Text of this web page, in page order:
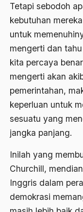
Tetapi sebodoh
kebutuhan
untuk
mengerti dan
kita percaya
mengerti akan
pemerintahan,
keperluan untuk
sesuatu yang
jangka panjang.
Inilah yang
Churchill,
Inggris dalam
demokrasi
Ajaran AGama
Ajaran Agama Islam
ajaran
Ajengan SIngaparna
Akademi Betawi
Akademi Jakarta
Akbar tanjung
akhlak
Akhlaq
Akidah
Aktivis